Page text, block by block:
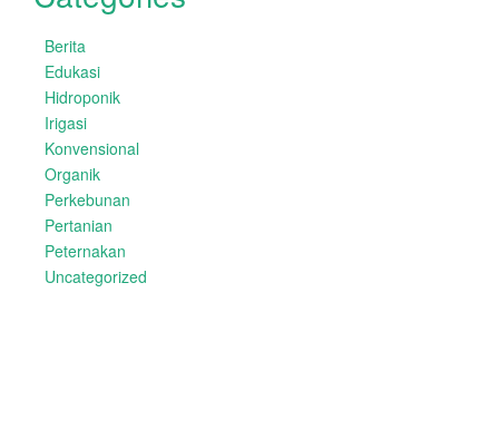
Berita
Edukasi
Hidroponik
Irigasi
Konvensional
Organik
Perkebunan
Pertanian
Peternakan
Uncategorized